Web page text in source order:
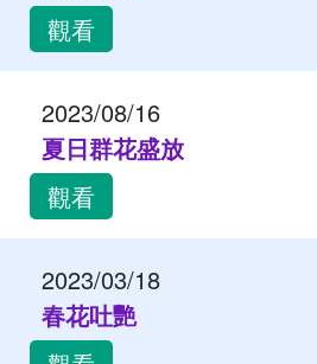
觀看
2023/08/16
夏日群花盛放
觀看
2023/03/18
春花吐艷